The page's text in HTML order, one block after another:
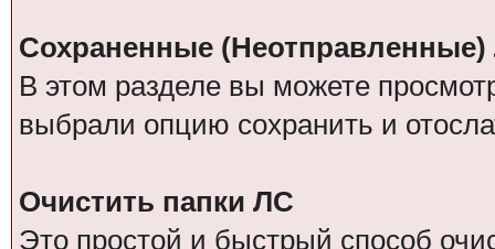
Сохраненные
В этом разделе вы можете
выбрали опцию сохранить и
Очистить папки ЛС
Это простой и быстрый способ